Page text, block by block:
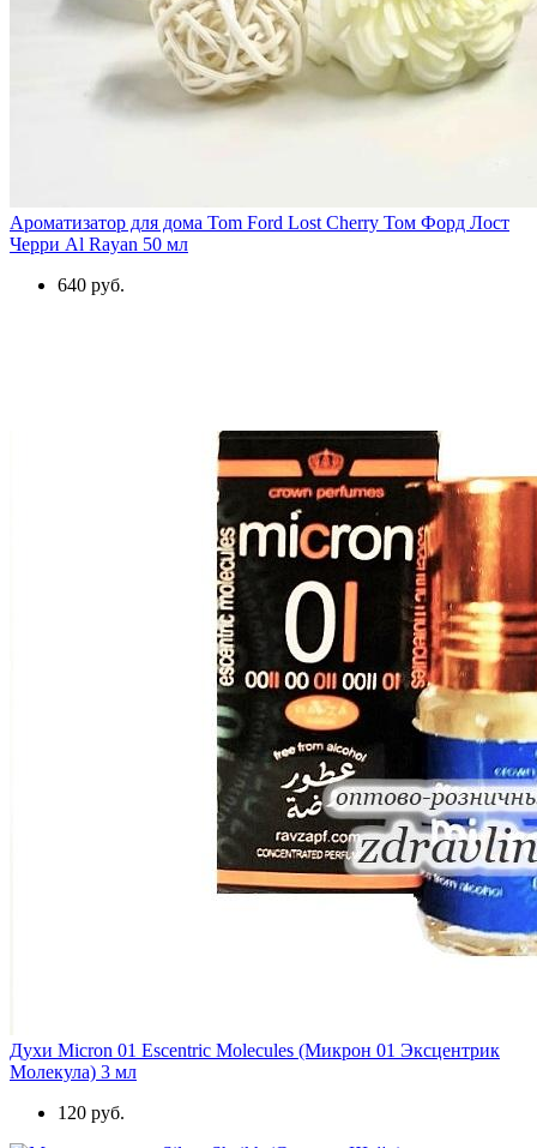
Ароматизатор для дома Tom Ford Lost Cherry Том Форд Лост
Черри Al Rayan 50 мл
640 руб.
Духи Micron 01 Escentric Molecules (Микрон 01 Эксцентрик
Молекула) 3 мл
120 руб.